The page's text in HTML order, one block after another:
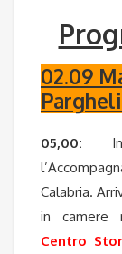
02.09
05,00:
Calabria.
in camere
Centro